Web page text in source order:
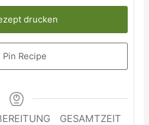
drucken
Pin Recipe
GESAMTZEIT